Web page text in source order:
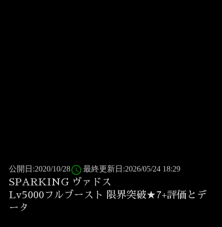
公開日:2020/10/28access_time 最終更新日:2026/05/24 18:29
SPARKING ヴァドス
Lv5000フルブースト 限界突破★7+評価とデ
ータ